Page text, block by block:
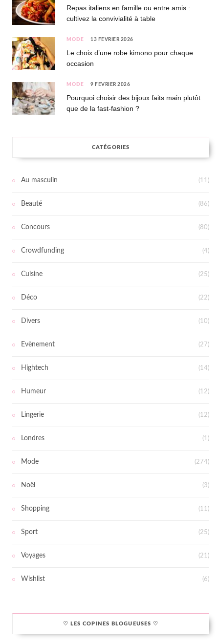
Repas italiens en famille ou entre amis :
cultivez la convivialité à table
MODE 13 FÉVRIER 2026
Le choix d’une robe kimono pour chaque
occasion
MODE 9 FÉVRIER 2026
Pourquoi choisir des bijoux faits main plutôt
que de la fast-fashion ?
CATÉGORIES
Au masculin (11)
Beauté (86)
Concours (80)
Crowdfunding (4)
Cuisine (25)
Déco (22)
Divers (10)
Evènement (27)
Hightech (14)
Humeur (12)
Lingerie (12)
Londres (1)
Mode (274)
Noël (3)
Shopping (11)
Sport (25)
Voyages (21)
Wishlist (6)
♡ LES COPINES BLOGUEUSES ♡